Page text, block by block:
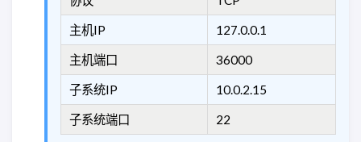
主机IP 127.0.0.1
主机端口 36000
子系统IP 10.0.2.15
子系统端口 22